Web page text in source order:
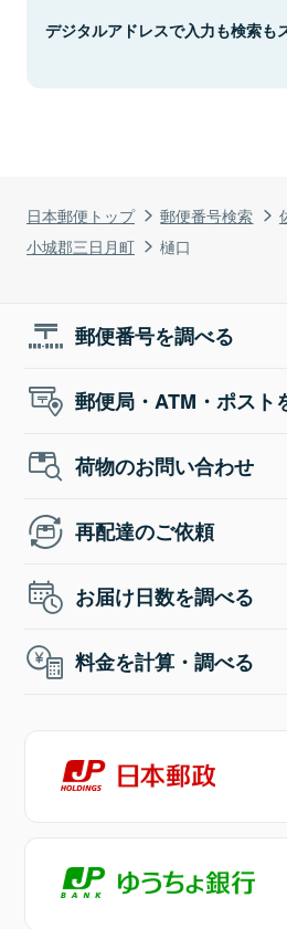
日本郵便トップ 郵便番号検索
小城郡三日月町
樋口
デジタルアドレスで入力も検索も
郵便番号を調べる
郵便局・ATM・ポスト
荷物のお問い合わせ
再配達のご依頼
お届け日数を調べる
料金を計算・調べる